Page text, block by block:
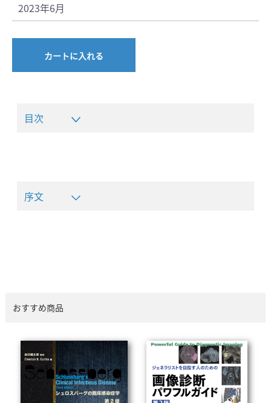
2023年6月
カートに入れる
目次
序文
おすすめ商品